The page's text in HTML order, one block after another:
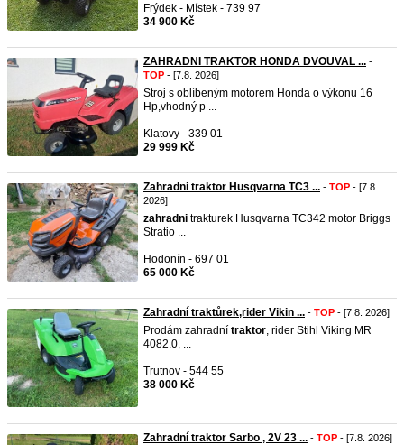
Frýdek - Místek - 739 97
34 900 Kč
ZAHRADNI TRAKTOR HONDA DVOUVAL ... -
TOP - [7.8. 2026]
Stroj s oblíbeným motorem Honda o výkonu 16
Hp,vhodný p ...
Klatovy - 339 01
29 999 Kč
Zahradni traktor Husqvarna TC3 ... - TOP - [7.8.
2026]
zahradni trakturek Husqvarna TC342 motor Briggs
Stratio ...
Hodonín - 697 01
65 000 Kč
Zahradní traktůrek,rider Vikin ... - TOP - [7.8. 2026]
Prodám zahradní traktor, rider Stihl Viking MR
4082.0, ...
Trutnov - 544 55
38 000 Kč
Zahradní traktor Sarbo , 2V 23 ... - TOP - [7.8. 2026]